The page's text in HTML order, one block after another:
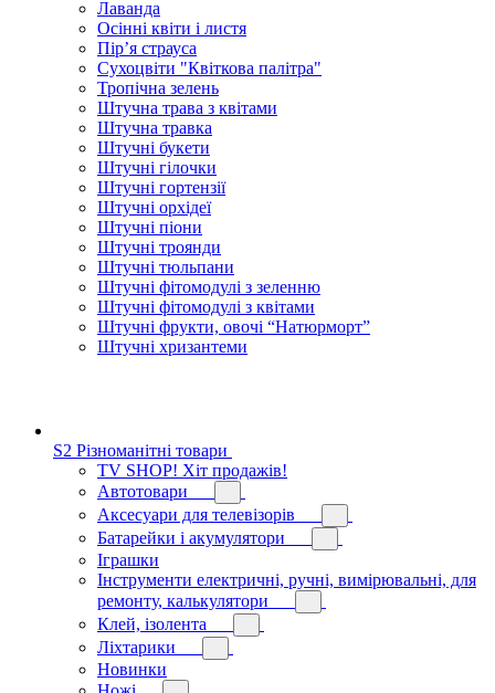
Лаванда
Осінні квіти і листя
Пір’я страуса
Сухоцвіти "Квіткова палітра"
Тропічна зелень
Штучна трава з квітами
Штучна травка
Штучні букети
Штучні гілочки
Штучні гортензії
Штучні орхідеї
Штучні піони
Штучні троянди
Штучні тюльпани
Штучні фітомодулі з зеленню
Штучні фітомодулі з квітами
Штучні фрукти, овочі “Натюрморт”
Штучні хризантеми
S2 Різноманітні товари
TV SHOP! Хіт продажів!
Автотовари
Аксесуари для телевізорів
Батарейки і акумулятори
Іграшки
Інструменти електричні, ручні, вимірювальні, для
ремонту, калькулятори
Клей, ізолента
Ліхтарики
Новинки